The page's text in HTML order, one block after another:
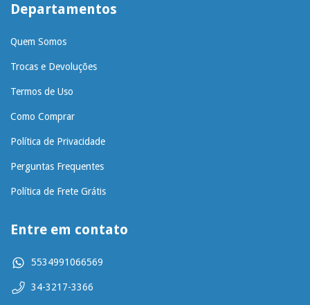
Departamentos
Quem Somos
Trocas e Devoluções
Termos de Uso
Como Comprar
Política de Privacidade
Perguntas Frequentes
Política de Frete Grátis
Entre em contato
5534991066569
34-3217-3366